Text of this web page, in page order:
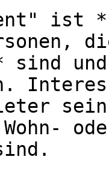
ist
und